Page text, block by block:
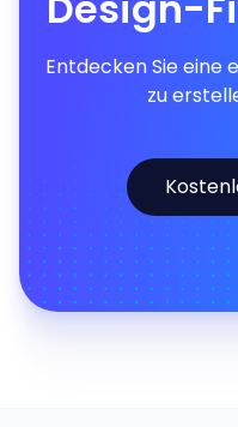
Entdecken Sie eine
zu